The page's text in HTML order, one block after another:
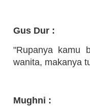
Gus Dur :
"Rupanya kamu
wanita, makanya
Mughni :